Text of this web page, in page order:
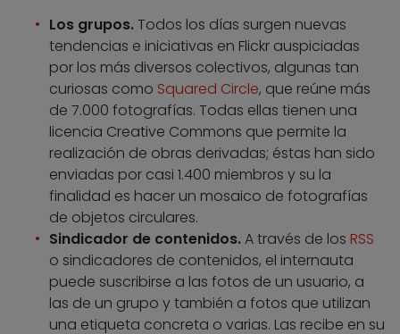
Los grupos.Todos los días surgen nuevas
tendencias e iniciativas en Flickr auspiciadas
por los más diversos colectivos, algunas tan
curiosas como Squared Circle, que reúne más
de 7.000 fotografías. Todas ellas tienen una
licencia Creative Commons que permite la
realización de obras derivadas; éstas han sido
enviadas por casi 1.400 miembros y su la
finalidad es hacer un mosaico de fotografías
de objetos circulares.
Sindicador de contenidos.A través de los RSS
o sindicadores de contenidos, el internauta
puede suscribirse a las fotos de un usuario, a
las de un grupo y también a fotos que utilizan
una etiqueta concreta o varias. Las recibe en su